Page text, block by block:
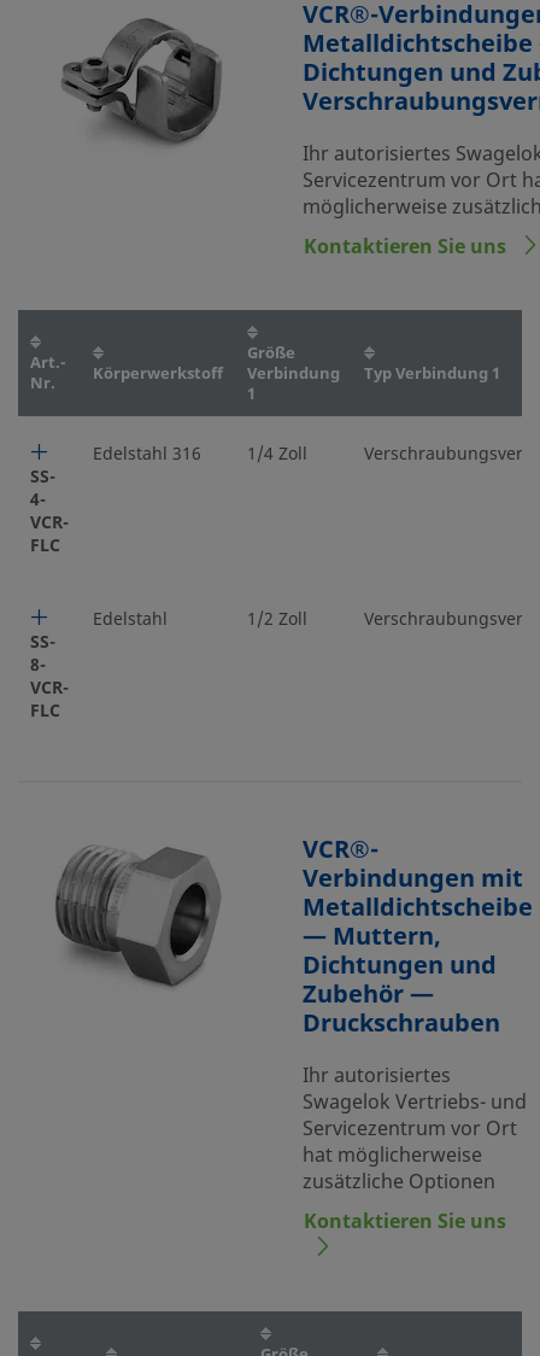
VCR®-
Dichtungen und
Ihr autorisiertes
Servicezentrum vor Ort
möglicherweise
Kontaktieren Sie uns
Art.-
Nr.
Körperwerkstoff
Größe
Verbindung
1
Typ Verbindung 1
SS-
4-
VCR-
FLC
Edelstahl 316 1/4 Zoll
SS-
8-
VCR-
FLC
Edelstahl 1/2 Zoll
VCR®-
Verbindungen mit
Metalldichtscheibe
— Muttern,
Dichtungen und
Zubehör —
Druckschrauben
Ihr autorisiertes
Swagelok Vertriebs- und
Servicezentrum vor Ort
hat möglicherweise
zusätzliche Optionen
Kontaktieren Sie uns